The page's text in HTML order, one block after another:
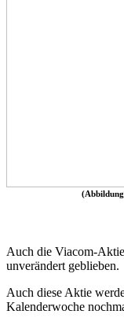
Auch die Viacom-
unverändert geblieben.
Auch diese Aktie
Kalenderwoche